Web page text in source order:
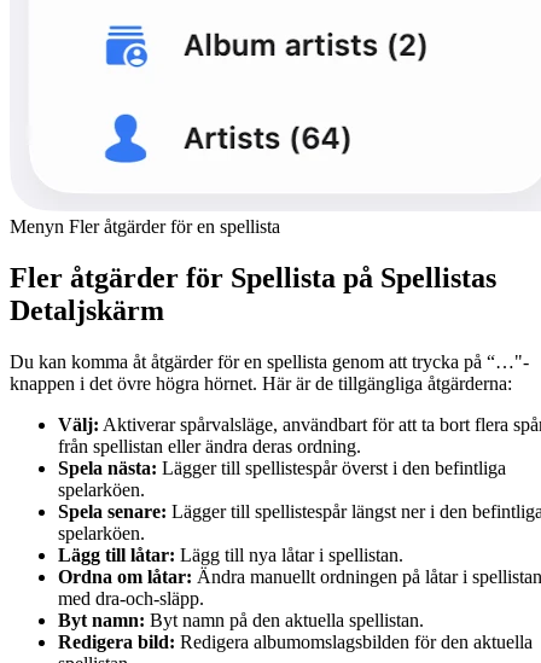
Menyn Fler åtgärder för en spellista
Fler åtgärder för Spellista på Spellistas
Detaljskärm
Du kan komma åt åtgärder för en spellista genom att trycka på “…"-
knappen i det övre högra hörnet. Här är de tillgängliga åtgärderna:
Välj: Aktiverar spårvalsläge, användbart för att ta bort flera
från spellistan eller ändra deras ordning.
Spela nästa: Lägger till spellistespår överst i den befintliga
spelarköen.
Spela senare: Lägger till spellistespår längst ner i den
spelarköen.
Lägg till låtar: Lägg till nya låtar i spellistan.
Ordna om låtar: Ändra manuellt ordningen på låtar i spellistan
med dra-och-släpp.
Byt namn: Byt namn på den aktuella spellistan.
Redigera bild: Redigera albumomslagsbilden för den aktuella